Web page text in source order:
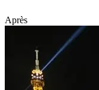
Après